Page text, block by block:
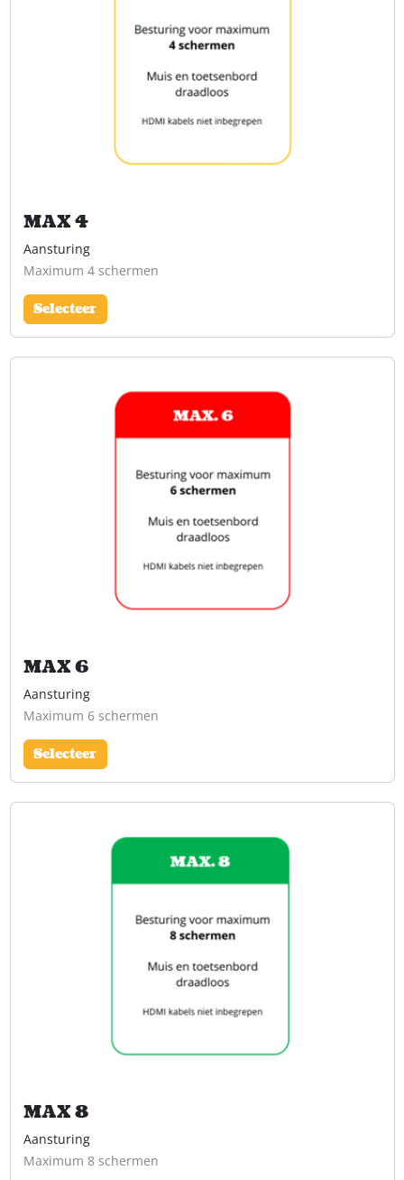
MAX 4
Aansturing
Maximum 4 schermen
Selecteer
MAX 6
Aansturing
Maximum 6 schermen
Selecteer
MAX 8
Aansturing
Maximum 8 schermen